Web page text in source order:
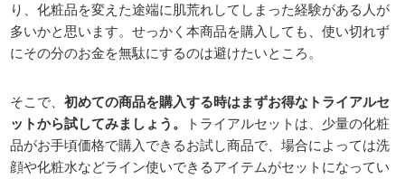
り、化粧品を変えた途端に肌荒れしてしまった経験がある人が
多いかと思います。せっかく本商品を購入しても、使い切れず
にその分のお金を無駄にするのは避けたいところ。
そこで、初めての商品を購入する時はまずお得なトライアルセ
ットから試してみましょう。
トライアルセットは、少量の化粧
品がお手頃価格で購入できるお試し商品で、場合によっては洗
顔や化粧水などライン使いできるアイテムがセットになってい